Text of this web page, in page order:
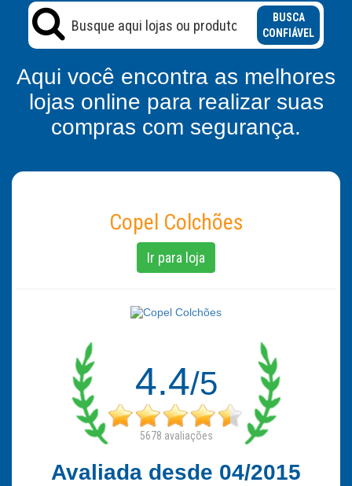
BUSCA
CONFIÁVEL
Aqui você encontra as melhores
lojas online para realizar suas
compras com segurança.
Copel Colchões
Ir para loja
4.4/5
5678 avaliações
Avaliada desde 04/2015